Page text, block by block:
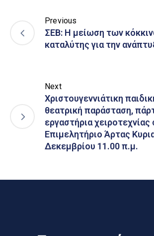
Previous
ΣΕΒ: Η μείωση των
καταλύτης για την
Next
Χριστουγεννιάτικη
θεατρική παράσταση,
εργαστήρια χειροτεχνίας
Επιμελητήριο Άρτας
Δεκεμβρίου 11.00 π.μ.